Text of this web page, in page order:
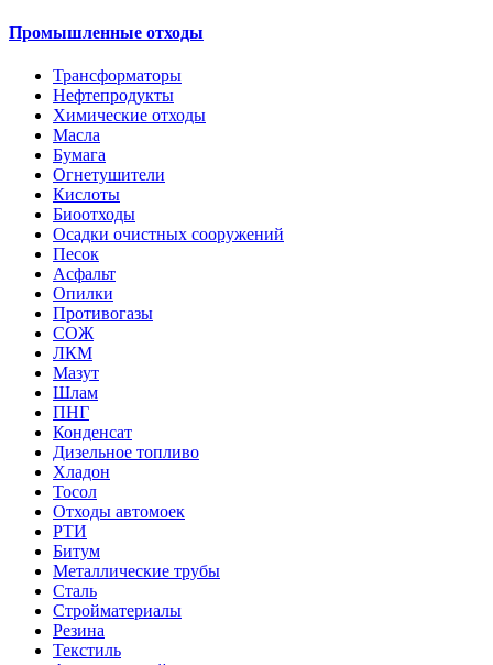
Промышленные отходы
Трансформаторы
Нефтепродукты
Химические отходы
Масла
Бумага
Огнетушители
Кислоты
Биоотходы
Осадки очистных сооружений
Песок
Асфальт
Опилки
Противогазы
СОЖ
ЛКМ
Мазут
Шлам
ПНГ
Конденсат
Дизельное топливо
Хладон
Тосол
Отходы автомоек
РТИ
Битум
Металлические трубы
Сталь
Стройматериалы
Резина
Текстиль